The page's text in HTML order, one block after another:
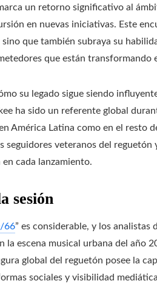
un retorno significativo al
en nuevas iniciativas. Este
que también subraya su
que están transformando
su legado sigue siendo
ha sido un referente global
América Latina como en el resto
veteranos del reguetón
cada lanzamiento.
sesión
66” es considerable, y los
la escena musical urbana del año
global del reguetón posee la
sociales y visibilidad